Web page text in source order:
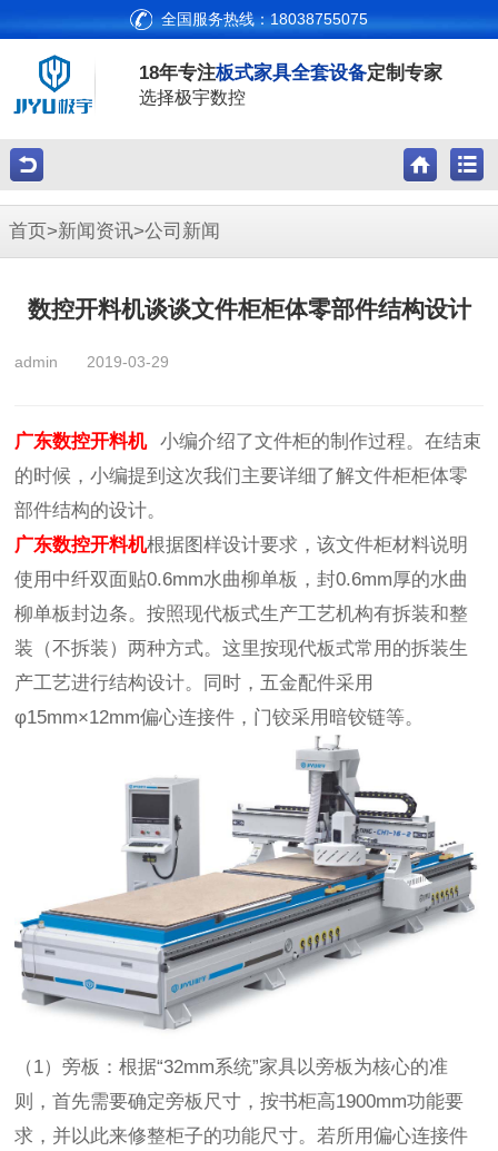
全国服务热线：18038755075
18年专注板式家具全套设备定制专家
选择极宇数控
首页>新闻资讯>公司新闻
数控开料机谈谈文件柜柜体零部件结构设计
admin 2019-03-29
广东数控开料机小编介绍了文件柜的制作过程。在结束
的时候，小编提到这次我们主要详细了解文件柜柜体零
部件结构的设计。
广东数控开料机根据图样设计要求，该文件柜材料说明
使用中纤双面贴0.6mm水曲柳单板，封0.6mm厚的水曲
柳单板封边条。按照现代板式生产工艺机构有拆装和整
装（不拆装）两种方式。这里按现代板式常用的拆装生
产工艺进行结构设计。同时，五金配件采用
φ15mm×12mm偏心连接件，门铰采用暗铰链等。
（1）旁板：根据“32mm系统”家具以旁板为核心的准
则，首先需要确定旁板尺寸，按书柜高1900mm功能要
求，并以此来修整柜子的功能尺寸。若所用偏心连接件